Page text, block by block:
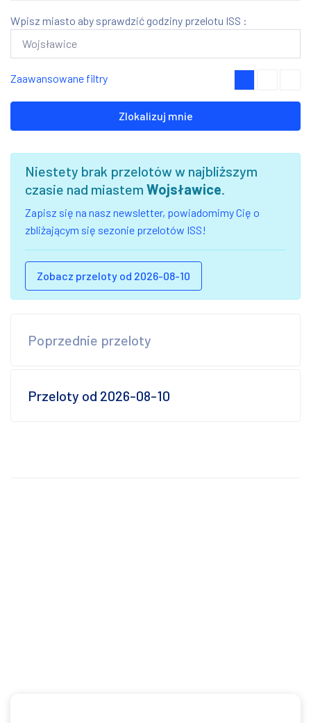
Wpisz miasto aby sprawdzić godziny przelotu ISS :
Zaawansowane filtry
Zlokalizuj mnie
Niestety brak przelotów w najbliższym
czasie nad miastem Wojsławice.
Zapisz się na nasz newsletter, powiadomimy Cię o
zbliżającym się sezonie przelotów ISS!
Zobacz przeloty od 2026-08-10
Poprzednie przeloty
Przeloty od 2026-08-10